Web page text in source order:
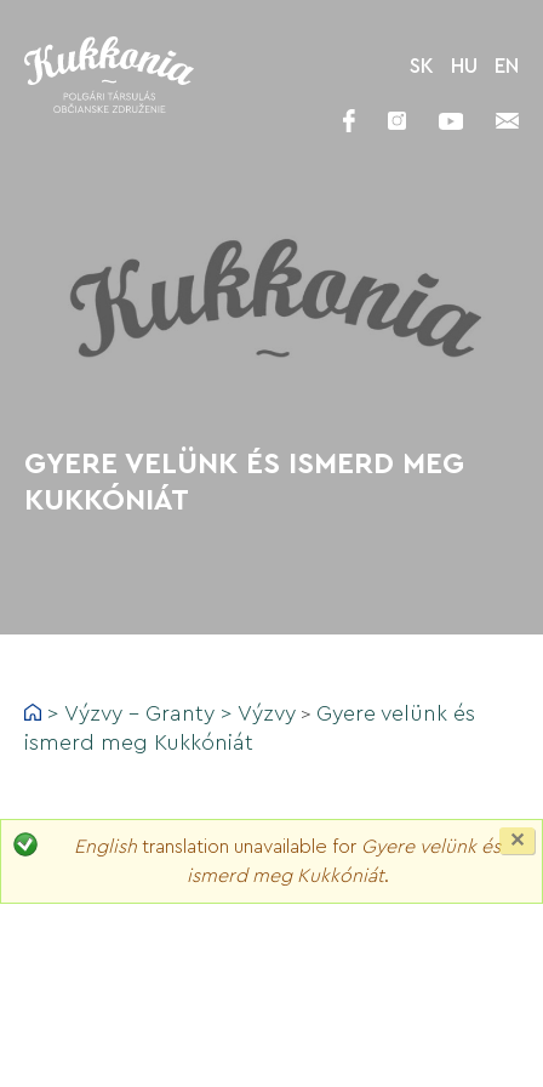
GYERE VELÜNK ÉS ISMERD MEG
KUKKÓNIÁT
SK HU EN
> Výzvy - Granty > Výzvy > Gyere velünk és
ismerd meg Kukkóniát
English translation unavailable for Gyere velünk és
ismerd meg Kukkóniát.